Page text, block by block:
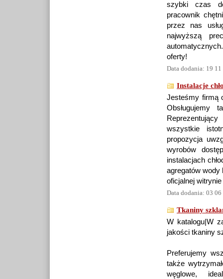
szybki czas
pracownik
przez nas
najwyższą
oferty!
Data dodania: 19
Instalacje
Jesteśmy firmą
Obsługujemy
wszystkie
propozycja
wyrobów
instalacjach
agregatów wody
oficjalnej
Data dodania: 03
Tkaniny
W katalogu|W
jakości tkaniny
Preferujemy
także
węglowe,